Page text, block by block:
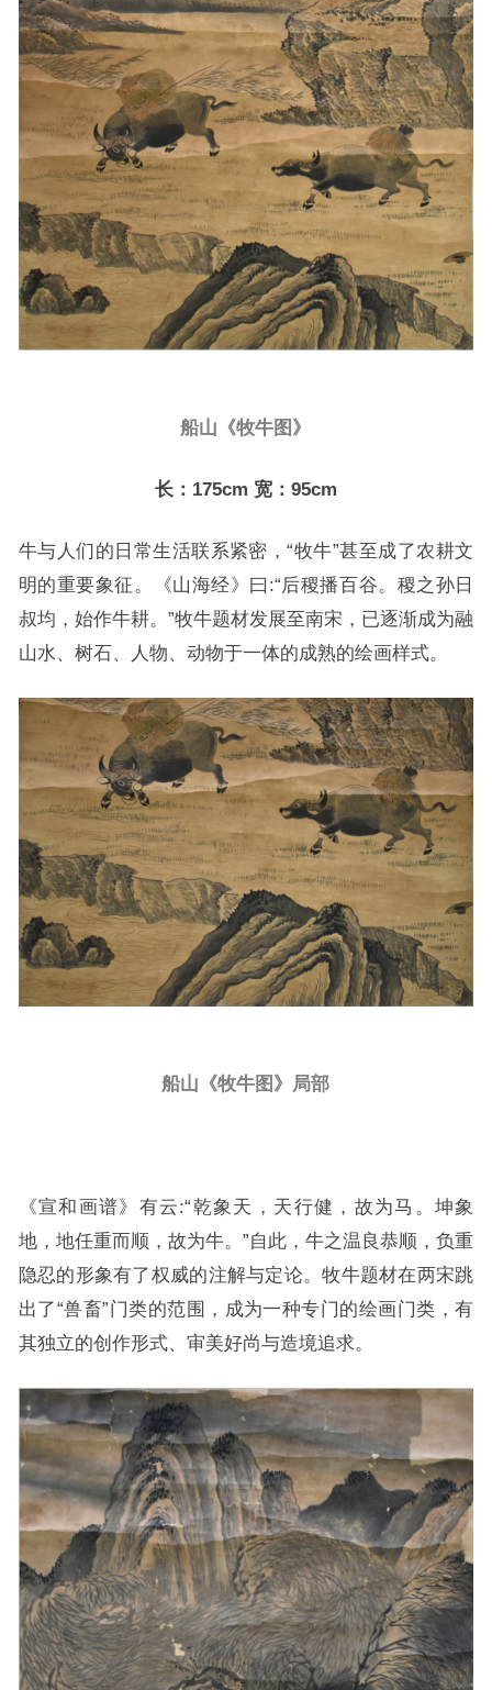
船山《牧牛图》
长：175cm 宽：95cm
牛与人们的日常生活联系紧密，“牧牛”甚至成了农耕文
明的重要象征。《山海经》曰:“后稷播百谷。稷之孙日
叔均，始作牛耕。”牧牛题材发展至南宋，已逐渐成为融
山水、树石、人物、动物于一体的成熟的绘画样式。
船山《牧牛图》局部
《宣和画谱》有云:“乾象天，天行健，故为马。坤象
地，地任重而顺，故为牛。”自此，牛之温良恭顺，负重
隐忍的形象有了权威的注解与定论。牧牛题材在两宋跳
出了“兽畜”门类的范围，成为一种专门的绘画门类，有
其独立的创作形式、审美好尚与造境追求